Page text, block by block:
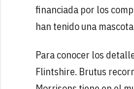
financiada por los
han tenido una
Para conocer los
Flintshire. Brutus